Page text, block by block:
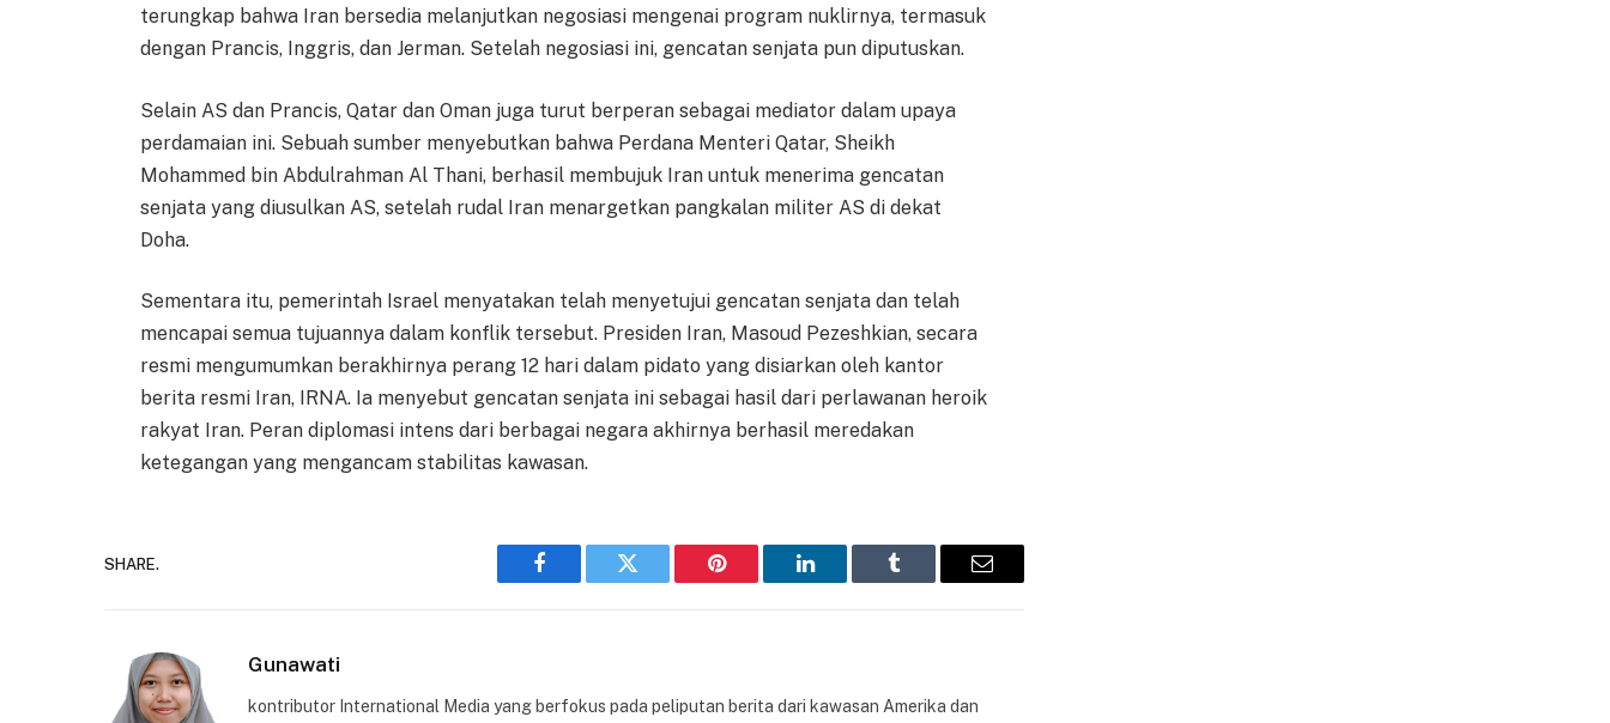
terungkap bahwa Iran bersedia melanjutkan negosiasi mengenai program nuklirnya, termasuk
dengan Prancis, Inggris, dan Jerman. Setelah negosiasi ini, gencatan senjata pun diputuskan.
Selain AS dan Prancis, Qatar dan Oman juga turut berperan sebagai mediator dalam upaya
perdamaian ini. Sebuah sumber menyebutkan bahwa Perdana Menteri Qatar, Sheikh
Mohammed bin Abdulrahman Al Thani, berhasil membujuk Iran untuk menerima gencatan
senjata yang diusulkan AS, setelah rudal Iran menargetkan pangkalan militer AS di dekat
Doha.
Sementara itu, pemerintah Israel menyatakan telah menyetujui gencatan senjata dan telah
mencapai semua tujuannya dalam konflik tersebut. Presiden Iran, Masoud Pezeshkian, secara
resmi mengumumkan berakhirnya perang 12 hari dalam pidato yang disiarkan oleh kantor
berita resmi Iran, IRNA. Ia menyebut gencatan senjata ini sebagai hasil dari perlawanan heroik
rakyat Iran. Peran diplomasi intens dari berbagai negara akhirnya berhasil meredakan
ketegangan yang mengancam stabilitas kawasan.
SHARE.
Facebook Twitter Pinterest LinkedIn Tumblr Email
Gunawati
kontributor International Media yang berfokus pada peliputan berita dari kawasan Amerika dan